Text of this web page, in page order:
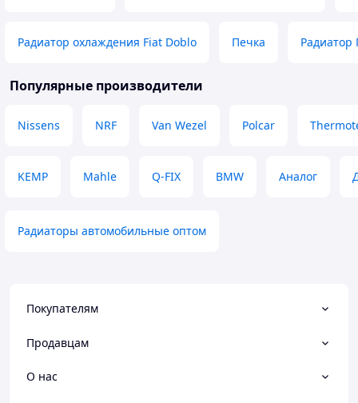
Радиатор охлаждения Fiat Doblo Печка Радиатор
Популярные производители
Nissens NRF Van Wezel Polcar
KEMP Mahle Q-FIX BMW Аналог
Радиаторы автомобильные оптом
Покупателям
Продавцам
О нас